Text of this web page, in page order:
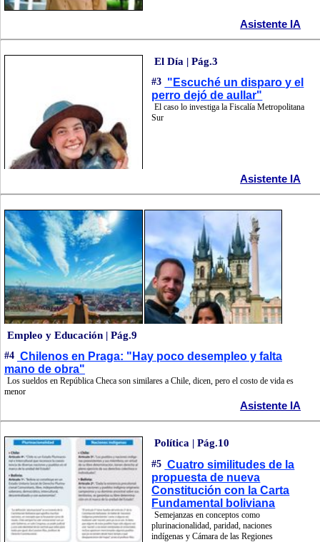
Asistente IA
El Día | Pág.3
#3 "Escuché un disparo y el
perro dejó de aullar"
El caso lo investiga la Fiscalía Metropolitana
Sur
Asistente IA
Empleo y Educación | Pág.9
#4 Chilenos en Praga: "Hay poco desempleo y falta
mano de obra"
Los sueldos en República Checa son similares a Chile, dicen, pero el costo de vida es
menor
Asistente IA
Política | Pág.10
#5 Cuatro similitudes de la
propuesta de nueva
Constitución con la Carta
Fundamental boliviana
Semejanzas en conceptos como
plurinacionalidad, paridad, naciones
indígenas y Cámara de las Regiones